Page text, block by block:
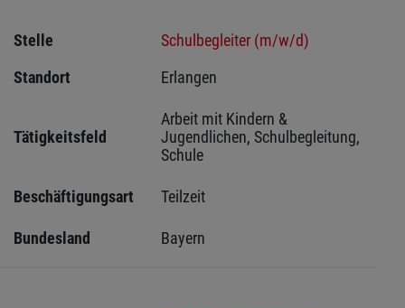
Stelle
Schulbegleiter (m/w/d)
Standort
Erlangen
Tätigkeitsfeld
Arbeit mit Kindern &
Jugendlichen, Schulbegleitung,
Schule
Beschäftigungsart Teilzeit
Bundesland Bayern